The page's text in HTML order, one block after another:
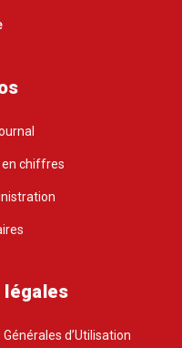
en chiffres
d’Utilisation